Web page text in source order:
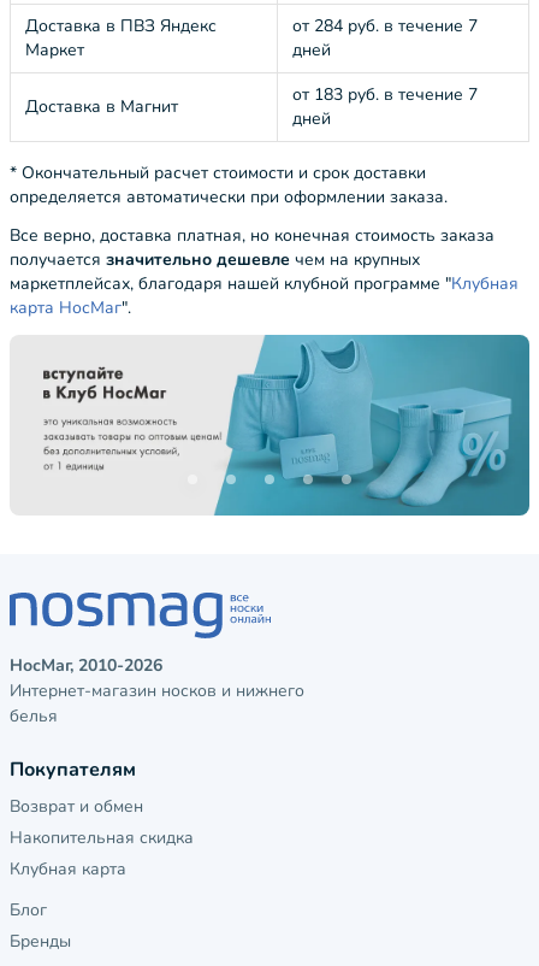
Доставка в ПВЗ Яндекс
Маркет
от 284 руб. в течение 7
дней
Доставка в Магнит
от 183 руб. в течение 7
дней
* Окончательный расчет стоимости и срок доставки
определяется автоматически при оформлении заказа.
Все верно, доставка платная, но конечная стоимость заказа
получается значительно дешевле чем на крупных
маркетплейсах, благодаря нашей клубной программе "Клубная
карта НосМаг".
НосМаг, 2010-2026
Интернет-магазин носков и нижнего
белья
Покупателям
Возврат и обмен
Накопительная скидка
Клубная карта
Блог
Бренды